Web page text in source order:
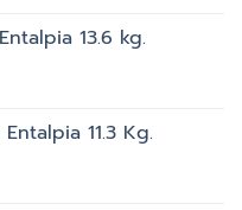
.3,350.00฿.13.6 kg.
11.3 Kg.